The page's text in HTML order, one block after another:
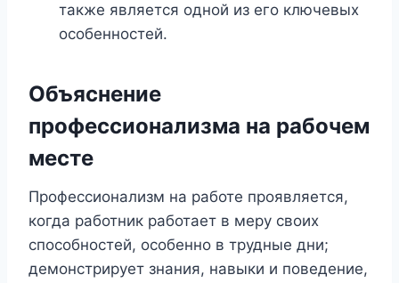
также является одной из его ключевых
особенностей.
Объяснение
профессионализма на рабочем
месте
Профессионализм на работе проявляется,
когда работник работает в меру своих
способностей, особенно в трудные дни;
демонстрирует знания, навыки и поведение,